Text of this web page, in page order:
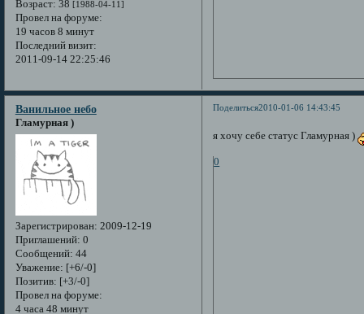
Возраст: 38 [1988-04-11]
Провел на форуме:
19 часов 8 минут
Последний визит:
2011-09-14 22:25:46
Поделиться2010-01-06 14:43:45
Ванильное небо
Гламурная )
Зарегистрирован: 2009-12-19
Приглашений: 0
Сообщений: 44
Уважение: [+6/-0]
Позитив: [+3/-0]
Провел на форуме:
4 часа 48 минут
я хочу себе статус Гламурная )
0